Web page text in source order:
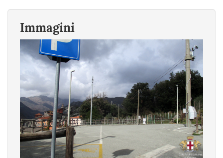
Immagini